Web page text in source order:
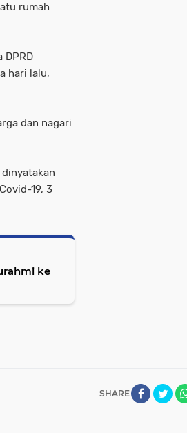
rumah
hari lalu,
dan nagari
19, 3
ke
SHARE